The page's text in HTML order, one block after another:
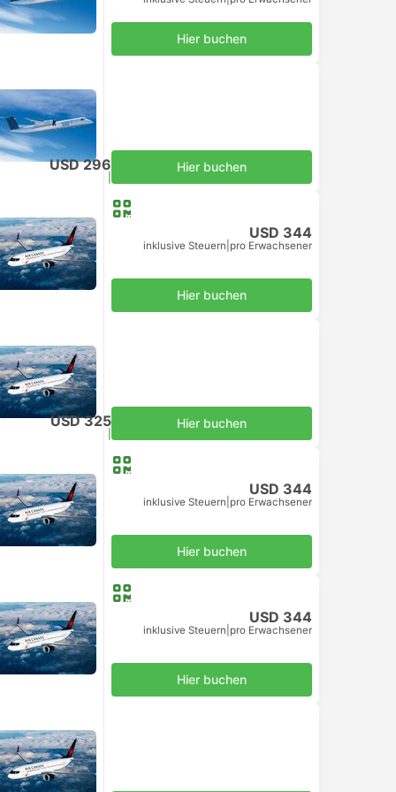
Hier buchen
USD 296 Hier buchen
USD 344
inklusive Steuern pro Erwachsener
Hier buchen
USD 325 Hier buchen
USD 344
inklusive Steuern pro Erwachsener
Hier buchen
USD 344
inklusive Steuern pro Erwachsener
Hier buchen